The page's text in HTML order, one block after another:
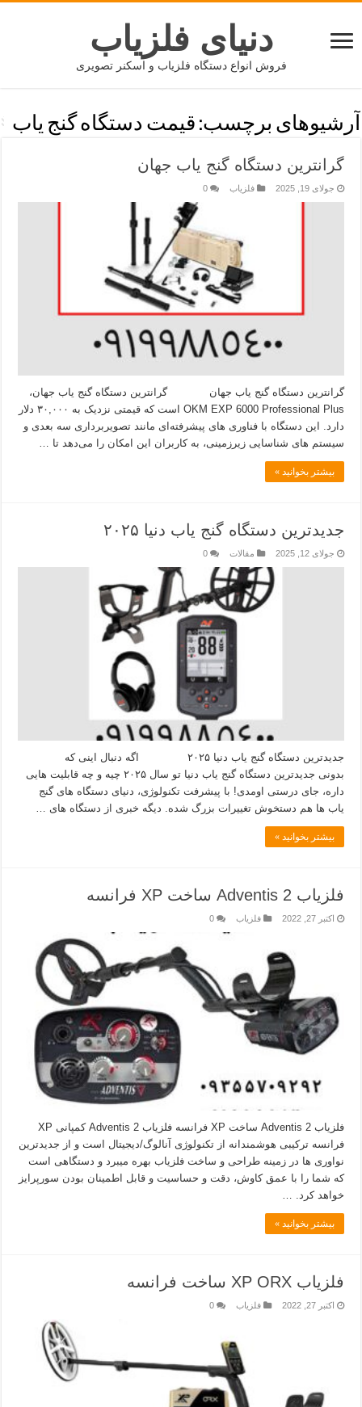
دنیای فلزیاب
فروش انواع دستگاه فلزیاب و اسکنر تصویری
آرشیوهای برچسب: قیمت دستگاه گنج یاب
گرانترین دستگاه گنج یاب جهان
جولای 19, 2025 فلزیاب 0
گرانترین دستگاه گنج یاب جهان گرانترین دستگاه گنج یاب جهان،
OKM EXP 6000 Professional Plus است که قیمتی نزدیک به ۳۰,۰۰۰ دلار
دارد. این دستگاه با فناوری‌ های پیشرفته‌ای مانند تصویربرداری سه‌ بعدی و
سیستم‌ های شناسایی زیرزمینی، به کاربران این امکان را می‌دهد تا …
بیشتر بخوانید »
جدیدترین دستگاه گنج یاب دنیا ۲۰۲۵
جولای 12, 2025 مقالات 0
جدیدترین دستگاه گنج یاب دنیا ۲۰۲۵ اگه دنبال اینی که
بدونی جدیدترین دستگاه گنج یاب دنیا تو سال ۲۰۲۵ چیه و چه قابلیت‌ هایی
داره، جای درستی اومدی! با پیشرفت تکنولوژی، دنیای دستگاه های گنج
یاب ها هم دستخوش تغییرات بزرگ شده. دیگه خبری از دستگاه‌ های …
بیشتر بخوانید »
فلزیاب Adventis 2 ساخت XP فرانسه
اکتبر 27, 2022 فلزیاب 0
فلزیاب Adventis 2 ساخت XP فرانسه فلزیاب Adventis 2 کمپانی XP
فرانسه ترکیبی هوشمندانه از تکنولوژی آنالوگ/دیجیتال است و از جدیدترین
نواوری ها در زمینه طراحی و ساخت فلزیاب بهره میبرد و دستگاهی است
که شما را با عمق کاوش، دقت و حساسیت و قابل اطمینان بودن سورپرایز
خواهد کرد. …
بیشتر بخوانید »
فلزیاب XP ORX ساخت فرانسه
اکتبر 27, 2022 فلزیاب 0